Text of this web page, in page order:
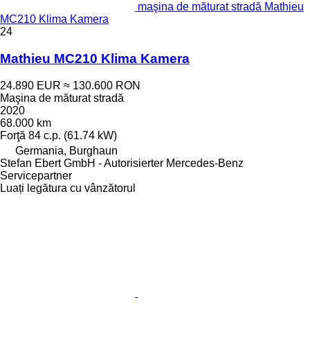
maşina de măturat stradă Mathieu
MC210 Klima Kamera
24
Mathieu MC210 Klima Kamera
24.890 EUR ≈ 130.600 RON
Maşina de măturat stradă
2020
68.000 km
Forţă 84 c.p. (61.74 kW)
Germania, Burghaun
Stefan Ebert GmbH - Autorisierter Mercedes-Benz
Servicepartner
Luați legătura cu vânzătorul